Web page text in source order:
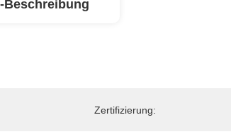
Beschreibung
Zertifizierung: